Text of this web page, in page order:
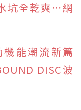
坑全乾爽⋯網
機能潮流新篇
DISC波